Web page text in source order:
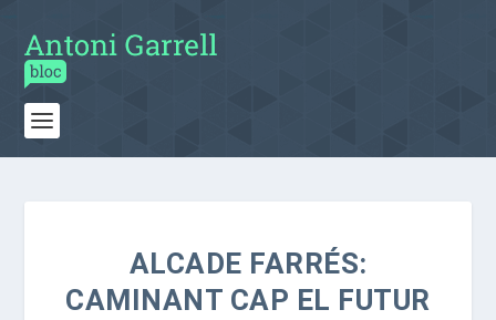
ALCADE FARRÉS:
CAMINANT CAP EL FUTUR